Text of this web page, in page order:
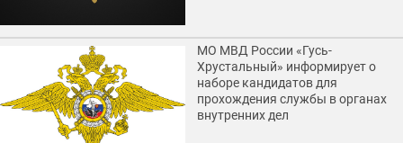
МО МВД России «Гусь-
Хрустальный» информирует о
наборе кандидатов для
прохождения службы в органах
внутренних дел